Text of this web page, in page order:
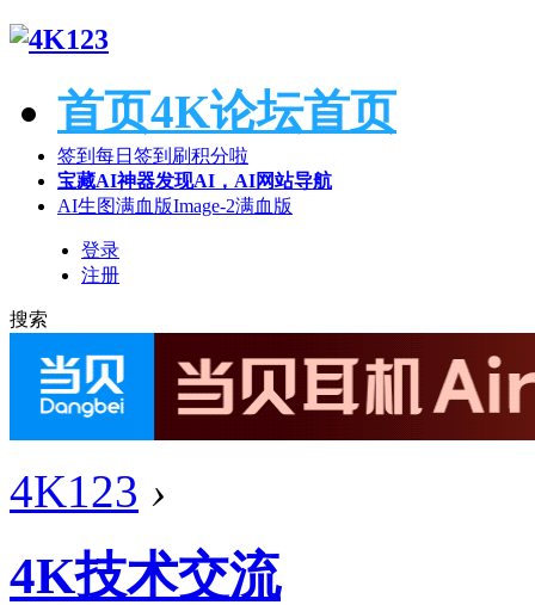
首页4K论坛首页
签到 每日签到刷积分啦
宝藏AI神器发现AI，AI网站导航
AI生图满血版Image-2满血版
登录
注册
搜索
4K123 ›
4K技术交流